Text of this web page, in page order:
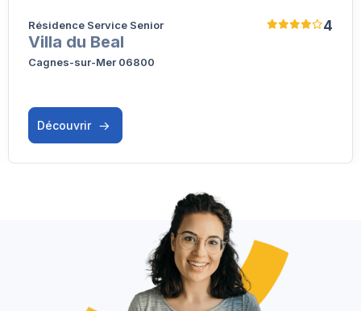
4
Résidence Service Senior
Villa du Beal
Cagnes-sur-Mer 06800
Découvrir